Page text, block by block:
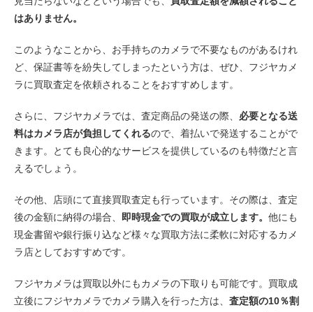
はありません。
このようなことから、お手持ちのカメラで不要なものがあるけれ
ど、保証書等を紛失してしまったという方は、ぜひ、フジヤカメ
ラに買取査定を依頼されることをおすすめします。
さらに、フジヤカメラでは、査定商品の発送の際、 必要となる送
料はカメラ店が負担してくれるので、着払いで発送することがで
きます。とても良心的なサービスを提供しているのも特徴だと言
えるでしょう。
その他、店頭にて直接買取査定も行っています。その際は、査定
後の金額に納得の場合、 即時現金での買取が成立します。 他にも
現金書留や銀行振り込など様々な買取方法に柔軟に対応するカメ
ラ店としておすすめです。
フジヤカメラは買取以外にもカメラの下取りも可能です。買取成
立後にフジヤカメラでカメラ購入を行った方は、 査定額の10％割